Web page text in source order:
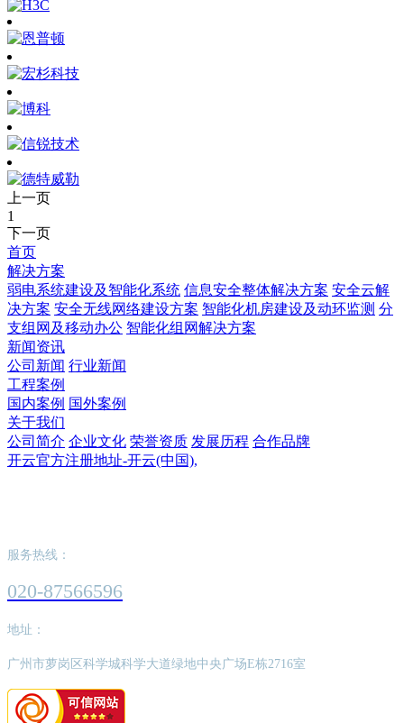
上一页
1
下一页
首页
解决方案
弱电系统建设及智能化系统 信息安全整体解决方案 安全云解
决方案 安全无线网络建设方案 智能化机房建设及动环监测 分
支组网及移动办公 智能化组网解决方案
新闻资讯
公司新闻 行业新闻
工程案例
国内案例 国外案例
关于我们
公司简介 企业文化 荣誉资质 发展历程 合作品牌
开云官方注册地址-开云(中国),
服务热线：
020-87566596
地址：
广州市萝岗区科学城科学大道绿地中央广场E栋2716室